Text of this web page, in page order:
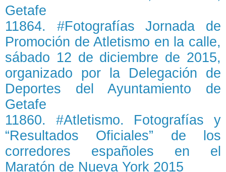
Getafe
11864. #Fotografías Jornada de
Promoción de Atletismo en la calle,
sábado 12 de diciembre de 2015,
organizado por la Delegación de
Deportes del Ayuntamiento de
Getafe
11860. #Atletismo. Fotografías y
“Resultados Oficiales” de los
corredores españoles en el
Maratón de Nueva York 2015